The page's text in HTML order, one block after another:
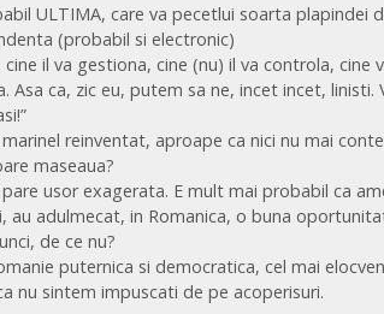
ULTIMA, care va pecetlui soarta plapindei
(probabil si electronic)
il va gestiona, cine (nu) il va controla, cine
Asa ca, zic eu, putem sa ne, incet incet, linisti.
reinventat, aproape ca nici nu mai
maseaua?
usor exagerata. E mult mai probabil ca
adulmecat, in Romanica, o buna
de ce nu?
puternica si democratica, cel mai
nu sintem impuscati de pe acoperisuri.